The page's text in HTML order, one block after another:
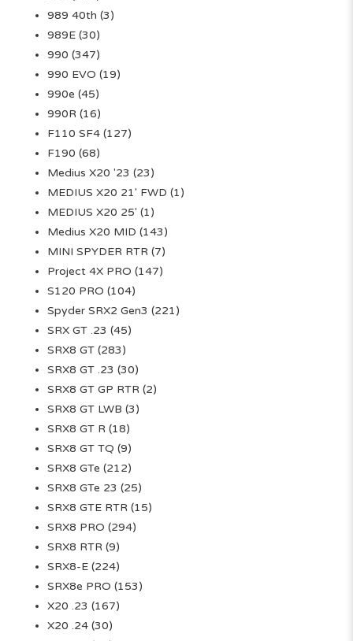
989 40th (3)
989E (30)
990 (347)
990 EVO (19)
990e (45)
990R (16)
F110 SF4 (127)
F190 (68)
Medius X20 '23 (23)
MEDIUS X20 21' FWD (1)
MEDIUS X20 25' (1)
Medius X20 MID (143)
MINI SPYDER RTR (7)
Project 4X PRO (147)
S120 PRO (104)
Spyder SRX2 Gen3 (221)
SRX GT .23 (45)
SRX8 GT (283)
SRX8 GT .23 (30)
SRX8 GT GP RTR (2)
SRX8 GT LWB (3)
SRX8 GT R (18)
SRX8 GT TQ (9)
SRX8 GTe (212)
SRX8 GTe 23 (25)
SRX8 GTE RTR (15)
SRX8 PRO (294)
SRX8 RTR (9)
SRX8-E (224)
SRX8e PRO (153)
X20 .23 (167)
X20 .24 (30)